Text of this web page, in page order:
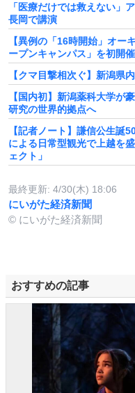
「医療だけでは救えない
長岡で講演
【異例の「16時開始」オー
ープンキャンパス」を初開
【クマ目撃相次ぐ】新潟県
【国内初】新潟薬科大学が
研究の世界的拠点へ
【記者ノート】謙信公生誕
による日常型観光で上越を
ェクト」
最終更新: 4/30(木) 18:06
にいがた経済新聞
© にいがた経済新聞
おすすめの記事